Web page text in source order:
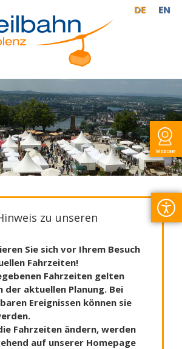
Webcam
DE EN
zu unseren
Sie sich vor Ihrem Besuch
Fahrzeiten!
Fahrzeiten gelten
aktuellen Planung. Bei
Ereignissen können sie
Fahrzeiten ändern, werden
auf unserer Homepage